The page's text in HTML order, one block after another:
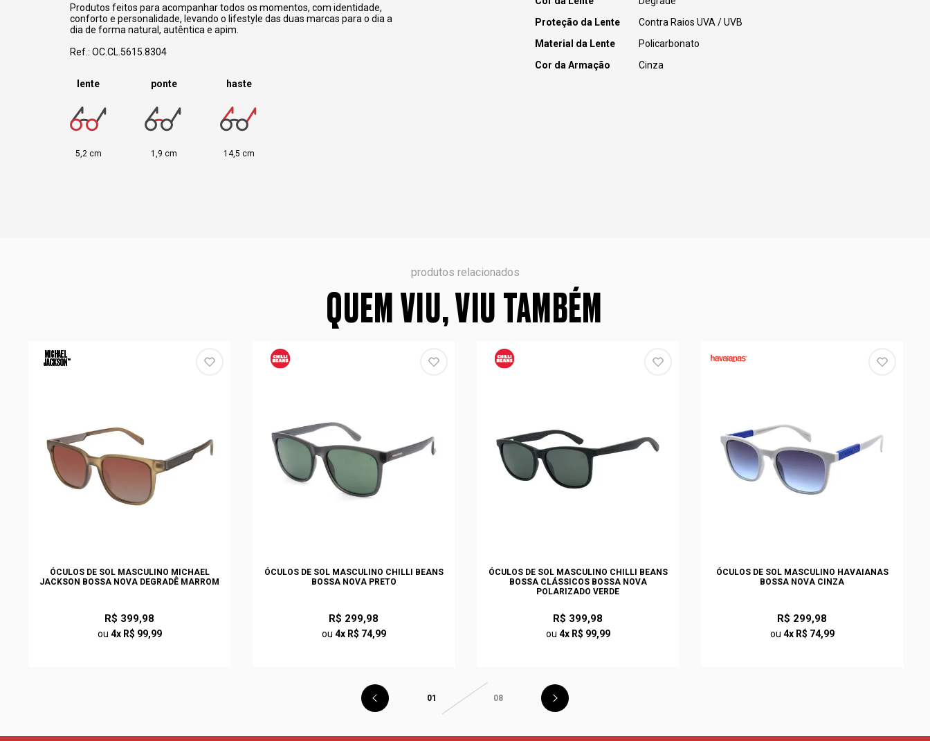
Produtos feitos para acompanhar todos os momentos, com identidade,
conforto e personalidade, levando o lifestyle das duas marcas para o dia a
dia de forma natural, autêntica e apim.
Ref.: OC.CL.5615.8304
lente
5,2 cm
ponte
1,9 cm
haste
14,5 cm
Proteção da Lente
Contra Raios UVA / UVB
Material da Lente
Policarbonato
Cor da Armação
Cinza
produtos relacionados
QUEM VIU, VIU TAMBÉM
ÓCULOS DE SOL MASCULINO MICHAEL
JACKSON BOSSA NOVA DEGRADÊ MARROM
R$ 399,98
ou 4x R$ 99,99
ÓCULOS DE SOL MASCULINO CHILLI BEANS
BOSSA NOVA PRETO
R$ 299,98
ou 4x R$ 74,99
ÓCULOS DE SOL MASCULINO CHILLI BEANS
BOSSA CLÁSSICOS BOSSA NOVA
POLARIZADO VERDE
R$ 399,98
ou 4x R$ 99,99
ÓCULOS DE SOL MASCULINO HAVAIANAS
BOSSA NOVA CINZA
R$ 299,98
ou 4x R$ 74,99
01 08